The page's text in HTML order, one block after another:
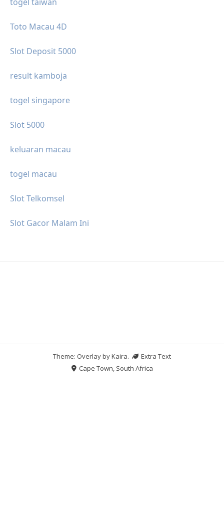
Toto Macau 4D
Slot Deposit 5000
result kamboja
togel singapore
Slot 5000
keluaran macau
togel macau
Slot Telkomsel
Slot Gacor Malam Ini
Theme: Overlay byKaira.
Extra Text
Cape Town, South Africa